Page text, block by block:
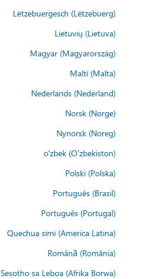
Lëtzebuergesch (Lëtzebuerg)
Lietuvių (Lietuva)
Magyar (Magyarország)
Malti (Malta)
Nederlands (Nederland)
Norsk (Norge)
Nynorsk (Noreg)
o'zbek (O'zbekiston)
Polski (Polska)
Português (Brasil)
Português (Portugal)
Quechua simi (America Latina)
Română (România)
Sesotho sa Leboa (Afrika Borwa)